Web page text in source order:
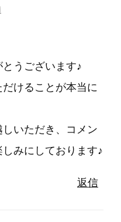
うございます♪
けることが本当に
いただき、コメン
みにしております♪
返信